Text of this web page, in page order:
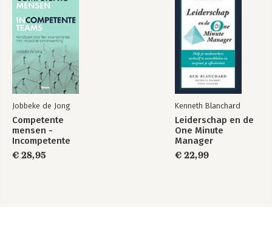
Jobbeke de Jong
Competente
mensen -
Incompetente
teams
€ 28,95
Kenneth Blanchard
Leiderschap en de
One Minute
Manager
€ 22,99